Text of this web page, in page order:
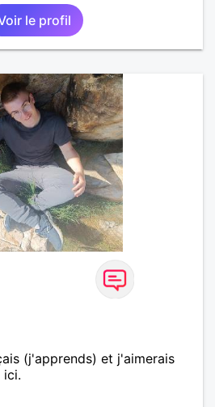
le profil
(j'apprends) et j'aimerais
ici.